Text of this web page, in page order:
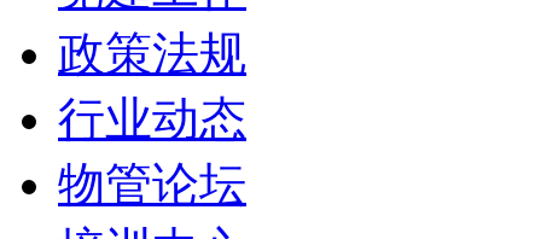
政策法规
行业动态
物管论坛